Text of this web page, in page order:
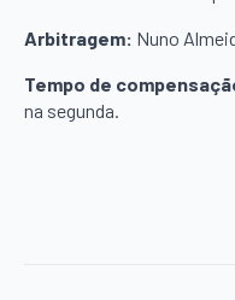
Arbitragem: Nuno
Tempo de
na segunda.